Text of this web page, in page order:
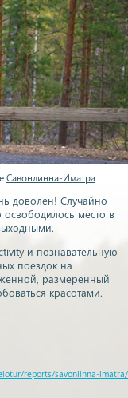
на день
этом сезоне!) В
еще лежит, но
помесить мы всё
Это было круто!)))